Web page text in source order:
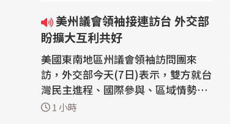
盼擴大互利共好
美國東南地區州議會領袖訪問團來
訪，外交部今天(7日)表示，雙方就台
灣民主進程、國際參與、區域情勢，
以及台灣與美國各州的經貿、教育合
1 小時